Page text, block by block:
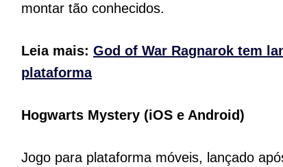
montar tão conhecidos.
Leia mais: God of War Ragnarok tem
plataforma
Hogwarts Mystery (iOS e Android)
Jogo para plataforma móveis, lançado